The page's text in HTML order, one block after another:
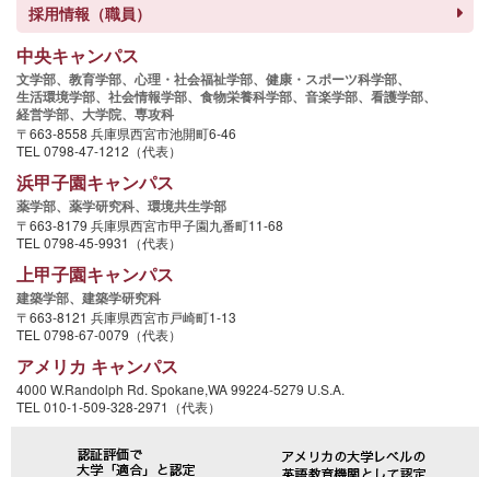
採用情報（職員）
中央キャンパス
文学部、 教育学部、 心理・社会福祉学部、 健康・スポーツ科学部、
生活環境学部、 社会情報学部、 食物栄養科学部、 音楽学部、 看護学部、
経営学部、 大学院、 専攻科
〒663-8558 兵庫県西宮市池開町6-46
TEL 0798-47-1212（代表）
浜甲子園キャンパス
薬学部、 薬学研究科、 環境共生学部
〒663-8179 兵庫県西宮市甲子園九番町11-68
TEL 0798-45-9931（代表）
上甲子園キャンパス
建築学部、 建築学研究科
〒663-8121 兵庫県西宮市戸崎町1-13
TEL 0798-67-0079（代表）
アメリカ キャンパス
4000 W.Randolph Rd. Spokane,WA 99224-5279 U.S.A.
TEL 010-1-509-328-2971（代表）